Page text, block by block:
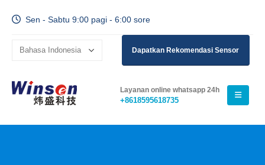
Sen - Sabtu 9:00 pagi - 6:00 sore
Dapatkan Rekomendasi Sensor
Layanan online whatsapp 24h
+8618595618735